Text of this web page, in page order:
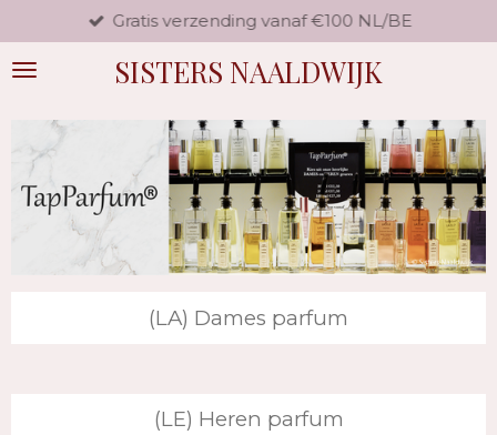
direct
naar
hoofdinhoud
SISTERS NAALDWIJK
Gratis verzending vanaf €100 NL/BE
(LA) Dames parfum
(LE) Heren parfum